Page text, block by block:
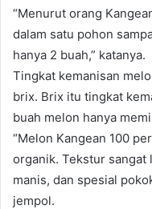
“Menurut orang
dalam satu pohon
hanya 2 buah,” katanya.
Tingkat kemanisan
brix. Brix itu tingkat
buah melon hanya
“Melon Kangean 100
organik. Tekstur sangat
manis, dan spesial
jempol.